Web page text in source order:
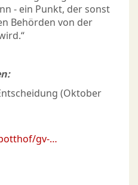
- ein Punkt, der sonst
Behörden von der
(Oktober
gv-…